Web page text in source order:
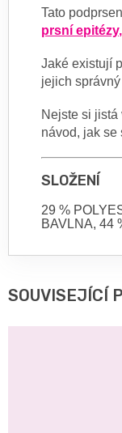
Tato
prsní epitézy,
Jaké existují
jejich
Nejste si
návod, jak se
SLOŽENÍ
29 %
BAVLNA, 44
SOUVISEJÍCÍ